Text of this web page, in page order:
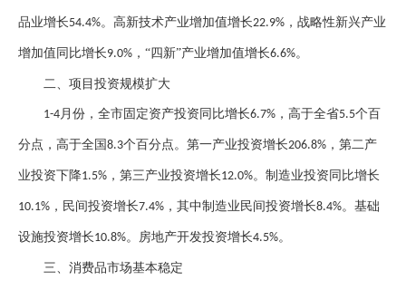
品业增长54.4%。高新技术产业增加值增长22.9% ，战略性新兴产业
增加值同比增长9.0% ，“四新”产业增加值增长6.6%。
二、 项目投资规模扩大
1-4月份，全市固定资产投资同比增长6.7% ，高于全省5.5个百
分点，高于全国 8.3个百分点。第一产业投资增长206.8% ，第二产
业投资下降1.5% ，第三产业投资增长12.0%。制造业投资同比增长
10.1% ，民间投资增长7.4% ，其中制造业民间投资增长8.4%。基础
设施投资增长10.8%。房地产开发投资增长4.5%。
三、 消费品市场基本稳定